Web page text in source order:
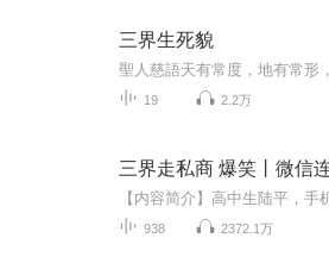
三界生死貌
19 2.2万
三界走私商 爆笑丨微信
938 2372.1万